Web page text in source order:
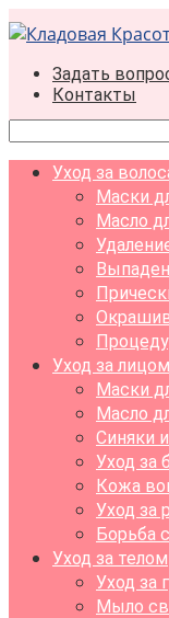
Перейти
к
контентуЗадать
Контакты
Поиск:
Уход за
Маски
Масло
Уход за лицом
Маски
Масло
Синяки
Уход за
Кожа
Уход за
Борьба
Уход за телом
Уход за
Мыло